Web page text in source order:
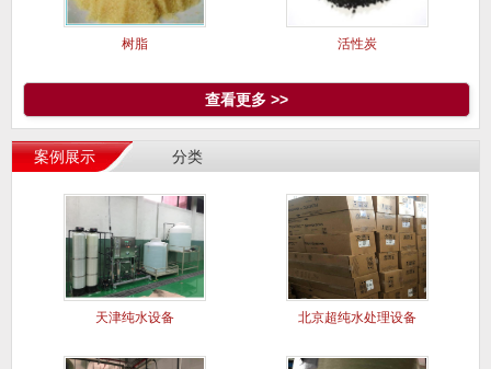
树脂 活性炭
查看更多 >>
案例展示 分类
天津纯水设备 北京超纯水处理设备